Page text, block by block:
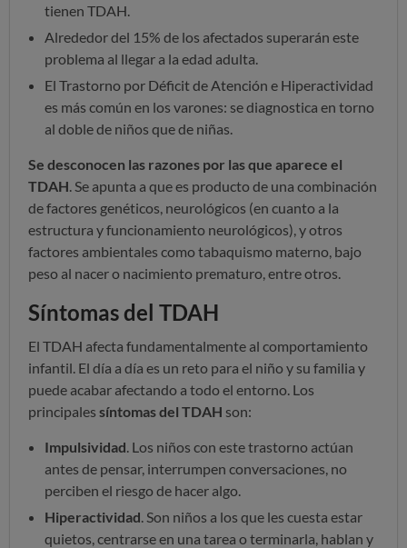
tienen TDAH.
Alrededor del 15% de los afectados superarán este
problema al llegar a la edad adulta.
El Trastorno por Déficit de Atención e Hiperactividad
es más común en los varones: se diagnostica en torno
al doble de niños que de niñas.
Se desconocen las razones por las que aparece el
TDAH . Se apunta a que es producto de una combinación
de factores genéticos, neurológicos (en cuanto a la
estructura y funcionamiento neurológicos), y otros
factores ambientales como tabaquismo materno, bajo
peso al nacer o nacimiento prematuro, entre otros.
Síntomas del TDAH
El TDAH afecta fundamentalmente al comportamiento
infantil. El día a día es un reto para el niño y su familia y
puede acabar afectando a todo el entorno. Los
principales síntomas del TDAH son:
Impulsividad . Los niños con este trastorno actúan
antes de pensar, interrumpen conversaciones, no
perciben el riesgo de hacer algo.
Hiperactividad . Son niños a los que les cuesta estar
quietos, centrarse en una tarea o terminarla, hablan y